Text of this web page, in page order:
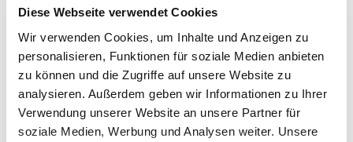
Diese Webseite verwendet Cookies
Wir verwenden Cookies, um Inhalte und Anzeigen zu
personalisieren, Funktionen für soziale Medien anbieten
zu können und die Zugriffe auf unsere Website zu
analysieren. Außerdem geben wir Informationen zu Ihrer
Verwendung unserer Website an unsere Partner für
soziale Medien, Werbung und Analysen weiter. Unsere